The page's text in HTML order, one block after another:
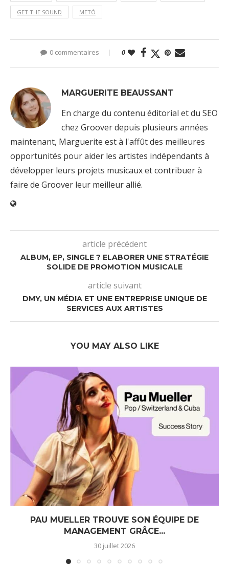
GET THE SOUND METÒ
0 commentaires 0
MARGUERITE BEAUSSANT
En charge du contenu éditorial et du SEO
chez Groover depuis plusieurs années
maintenant, Marguerite est à l'affût des meilleures
opportunités pour aider les artistes indépendants à
développer leurs projets musicaux et contribuer à
faire de Groover leur meilleur allié.
article précédent
ALBUM, EP, SINGLE ? ELABORER UNE STRATÉGIE
SOLIDE DE PROMOTION MUSICALE
article suivant
DMY, UN MÉDIA ET UNE ENTREPRISE UNIQUE DE
SERVICES AUX ARTISTES
YOU MAY ALSO LIKE
PAU MUELLER TROUVE SON ÉQUIPE DE
MANAGEMENT GRÂCE...
30 juillet 2026